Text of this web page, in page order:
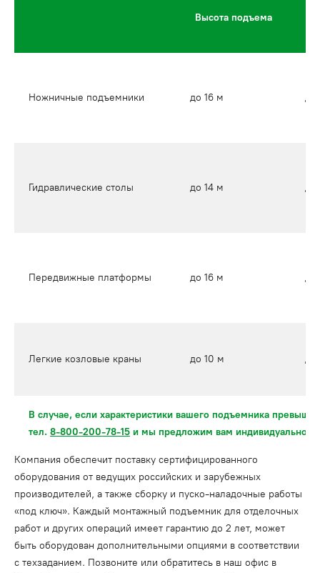
Высота подъема
Ножничные подъемники до 16 м до
Гидравлические столы до 14 м до
Передвижные платформы до 16 м до
Легкие козловые краны до 10 м до
В случае, если характеристики вашего подъемника
тел. 8-800-200-78-15 и мы предложим вам индивидуальное
Компания обеспечит поставку сертифицированного
оборудования от ведущих российских и зарубежных
производителей, а также сборку и пуско-наладочные работы
«под ключ». Каждый монтажный подъемник для отделочных
работ и других операций имеет гарантию до 2 лет, может
быть оборудован дополнительными опциями в соответствии
с техзаданием. Позвоните или обратитесь в наш офис в